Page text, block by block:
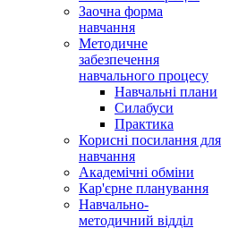
Заочна форма
навчання
Методичне
забезпечення
навчального процесу
Навчальні плани
Силабуси
Практика
Корисні посилання для
навчання
Академічні обміни
Кар'єрне планування
Навчально-
методичний відділ